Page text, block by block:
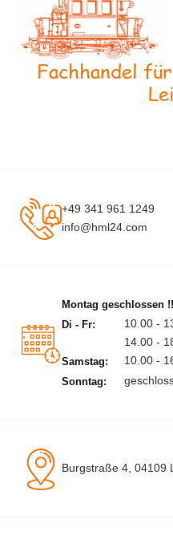
Fachhandel
+49 341 961 1249
info@hml24.com
Montag geschlossen
Di - Fr:
10.00 -
14.00 -
Samstag: 10.00 -
Sonntag:
Burgstraße 4, 04109